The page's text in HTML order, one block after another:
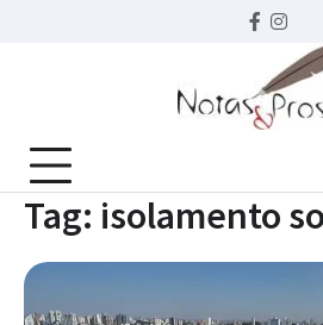
Facebook
Tag: isolamento